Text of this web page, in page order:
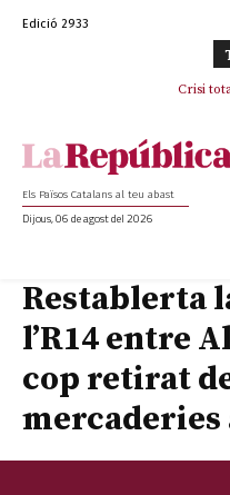
Edició 2933
Crisi
L’abandonament de les
Els Països Catalans al teu abast
Dijous, 06 de agost del 2026
Restablerta
l’R14 entre
cop retirat